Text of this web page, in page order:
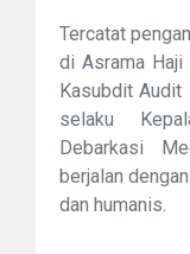
Tercatat
di Asrama
Kasubdit Audit
selaku
Debarkasi
berjalan
dan humanis.